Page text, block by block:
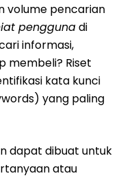
volume pencarian
penggunadi
informasi,
membeli? Riset
kata kunci
yang paling
dapat dibuat untuk
atau